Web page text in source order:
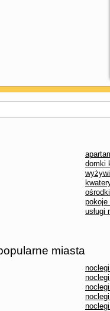
domki
pokoje
usługi
miasta